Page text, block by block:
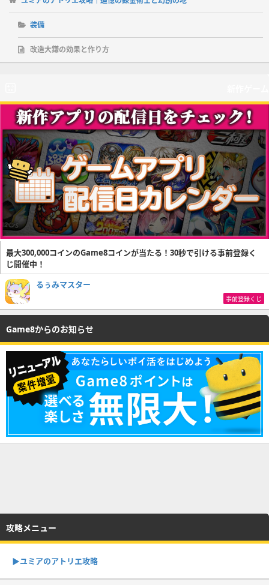
装備
改造大鎌の効果と作り方
最大300,000コインのGame8コインが当たる！30秒で引ける事前登録く
じ開催中！
るぅみマスター
事前登録くじ
Game8からのお知らせ
攻略メニュー
▶︎ユミアのアトリエ攻略